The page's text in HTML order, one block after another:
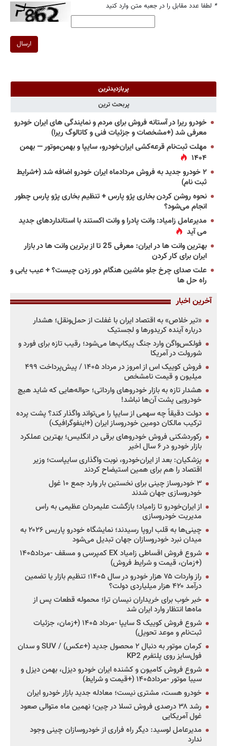
* لطفا عدد مقابل را در جعبه متن وارد کنید
ارسال
پربازدیدترین
پربحث ترین
خودرو ریرا در آستانه فروش برای مردم و نمایندگی های ایران خودرو
معرفی شد (+مشخصات و جزئیات فنی و کاتالوگ ریرا)
مهلت ثبت‌نام قرعه‌کشی ایران‌خودرو، سایپا و بهمن‌موتور — بهمن
۱۴۰۴
۲ خودرو جدید به فروش مردادماه ایران خودرو اضافه شد (+شرایط
ثبت نام)
نحوه روشن کردن بخاری پژو پارس + تنظیم بخاری پژو پارس چطور
انجام می‌شود؟
مدیرعامل زامیاد: وانت پادرا و وانت اکستند با استانداردهای جدید
می آید
بهترین وانت ها در ایران: معرفی 25 تا از برترین وانت ها در بازار
ایران برای کار کردن
علت صدای چرخ جلو ماشین هنگام دور زدن چیست؟ + عیب یابی و
راه حل ها
آخرین اخبار
«تیر خلاص» به اقتصاد ایران با غفلت از حمل‌ونقل؛ هشدار
درباره آینده کریدورها و لجستیک
فولکس‌واگن وارد جنگ پیکاپ‌ها می‌شود؛ رقیب تازه برای فورد و
شورولت در آمریکا
فروش کوییک اس از امروز در مرداد ۱۴۰۵ / پیش‌پرداخت ۴۹۹
میلیون و قیمت نامشخص
هشدار تازه به بازار خودروهای وارداتی؛ حواله‌هایی که شاید هیچ
خودرویی پشت آن‌ها نباشد!
دولت دقیقاً چه سهمی از سایپا را می‌تواند واگذار کند؟ پشت پرده
ترکیب مالکان دومین خودروساز ایران (+اینفوگرافیک)
رکوردشکنی فروش خودروهای برقی در انگلیس؛ بهترین عملکرد
بازار خودرو در ۶ سال اخیر
پزشکیان: بعد از ایران‌خودرو، نوبت واگذاری سایپاست؛ وزیر
اقتصاد را هم برای همین استیضاح کردند
۳ خودروساز چینی برای نخستین بار وارد جمع ۱۰ غول
خودروسازی جهان شدند
از ایران‌خودرو تا زامیاد؛ بازگشت علیمردان عظیمی به راس
مدیریت خودروسازی
چینی‌ها به قلب اروپا رسیدند؛ نمایشگاه خودرو پاریس ۲۰۲۶ به
میدان نبرد خودروسازان جهان تبدیل می‌شود
شروع فروش اقساطی زامیاد EX کمپرسی و مسقف -مرداد۱۴۰۵
(+زمان، قیمت و شرایط فروش)
راز واردات ۷۵ هزار خودرو در سال ۱۴۰۵؛ تنظیم بازار یا تضمین
درآمد ۴۲۰ هزار میلیاردی دولت؟
خبر خوب برای خریداران نیسان ترا؛ محموله قطعات پس از
ماه‌ها انتظار وارد ایران شد
شروع فروش کوییک S سایپا -مرداد ۱۴۰۵ (+زمان، جزئیات
ثبت‌نام و موعد تحویل)
کرمان موتور به دنبال ۲ محصول جدید (+عکس) / SUV و سدان
فول‌سایز روی پلتفرم KP2
شروع فروش کامیون و کشنده ایران خودرو دیزل، بهمن دیزل و
سیبا موتور -مرداد۱۴۰۵ (+قیمت و شرایط)
خودرو هست، مشتری نیست؛ معادله جدید بازار خودرو ایران
رشد ۳۸ درصدی فروش تسلا در چین؛ نهمین ماه متوالی صعود
غول آمریکایی
مدیرعامل لوسید: دیگر راه فراری از خودروسازان چینی وجود
ندارد